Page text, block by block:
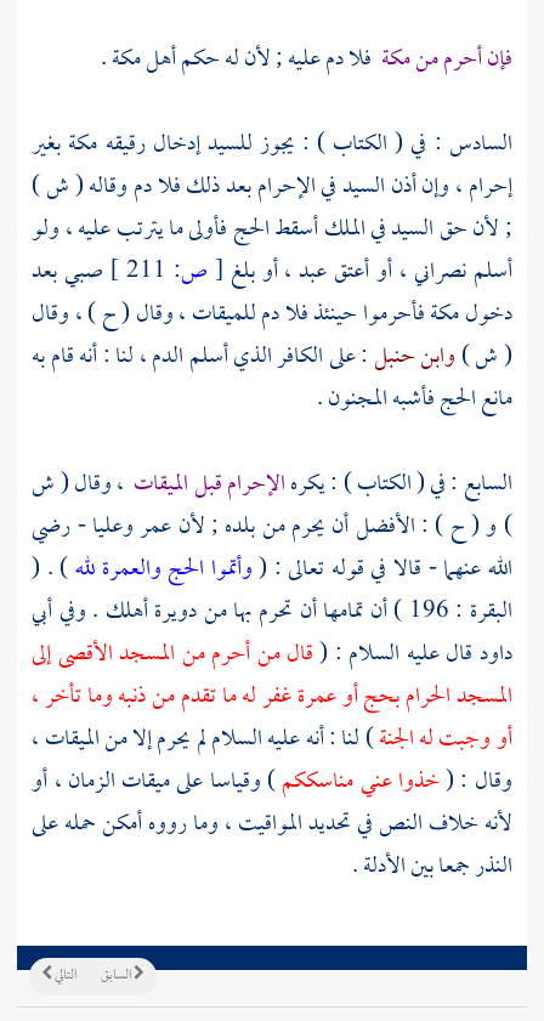
فإن أحرم من مكة فلا دم عليه ; لأن له حكمأهلمكة.
السادس : في ( الكتاب ) : يجوز للسيد إدخال رقيقه مكة بغير
إحرام ، وإن أذن السيد في الإحرام بعد ذلك فلا دم وقاله ( ش )
; لأن حق السيد في الملك أسقط الحج فأولى ما يترتب عليه ، ولو
أسلم نصراني ، أو أعتق عبد ، أو بلغ [ص:
صبي بعد
دخولمكةفأحرموا حينئذ فلا دم للميقات ، وقال ( ح ) ، وقال
( ش )وابن حنبل: على الكافر الذي أسلم الدم ، لنا : أنه قام به
مانع الحج فأشبه المجنون .
السابع : في ( الكتاب ) : يكرهالإحرام قبل الميقات ، وقال ( ش
) و ( ح ) : الأفضل أن يحرم من بلده ; لأنعمروعليا- رضي
الله عنهما - قالا في قوله تعالى : (وأتموا الحج والعمرة لله) . (
البقرة : 196 ) أن تمامها أن تحرم بها من دويرة أهلك . وفي
أبي
داودقال عليه السلام : (قال من أحرم من المسجد الأقصى إلى
المسجد الحرام بحج أو عمرة غفر له ما تقدم من ذنبه وما تأخر ،
أو وجبت له الجنة) لنا : أنه عليه السلام لم يحرم إلا من الميقات ،
وقال : (خذوا عني مناسككم) وقياسا على ميقات الزمان ، أو
لأنه خلاف النص في تحديد المواقيت ، وما رووه أمكن حمله على
النذر جمعا بين الأدلة .
التالي السابق